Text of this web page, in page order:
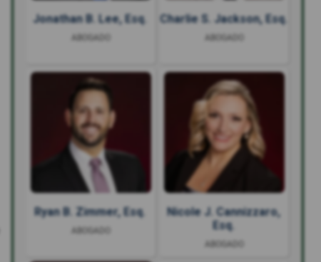
Jonathan B. Lee, Esq.
ABOGADO
Charlie S. Jackson, Esq.
ABOGADO
Ryan B. Zimmer, Esq.
ABOGADO
Nicole J. Cannizzaro,
Esq.
ABOGADO